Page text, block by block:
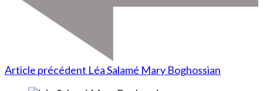
Article précédent Léa Salamé Mary Boghossian